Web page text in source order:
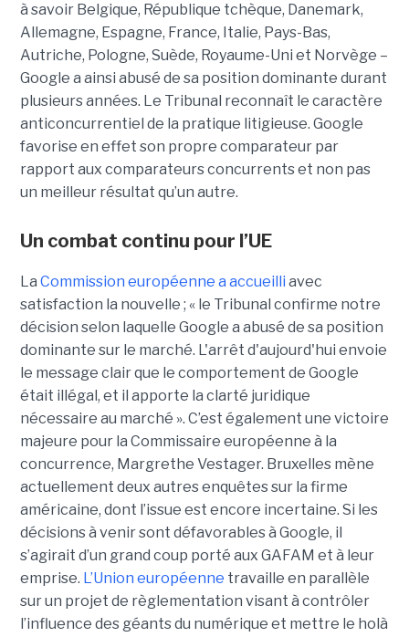
à savoir Belgique, République tchèque, Danemark,
Allemagne, Espagne, France, Italie, Pays-Bas,
Autriche, Pologne, Suède, Royaume-Uni et Norvège –
Google a ainsi abusé de sa position dominante durant
plusieurs années. Le Tribunal reconnaît le caractère
anticoncurrentiel de la pratique litigieuse. Google
favorise en effet son propre comparateur par
rapport aux comparateurs concurrents et non pas
un meilleur résultat qu’un autre.
Un combat continu pour l’UE
La Commission européenne a accueilli avec
satisfaction la nouvelle ; « le Tribunal confirme notre
décision selon laquelle Google a abusé de sa position
dominante sur le marché. L'arrêt d'aujourd'hui envoie
le message clair que le comportement de Google
était illégal, et il apporte la clarté juridique
nécessaire au marché ». C’est également une victoire
majeure pour la Commissaire européenne à la
concurrence, Margrethe Vestager. Bruxelles mène
actuellement deux autres enquêtes sur la firme
américaine, dont l’issue est encore incertaine. Si les
décisions à venir sont défavorables à Google, il
s’agirait d’un grand coup porté aux GAFAM et à leur
emprise. L’Union européenne travaille en parallèle
sur un projet de règlementation visant à contrôler
l’influence des géants du numérique et mettre le holà